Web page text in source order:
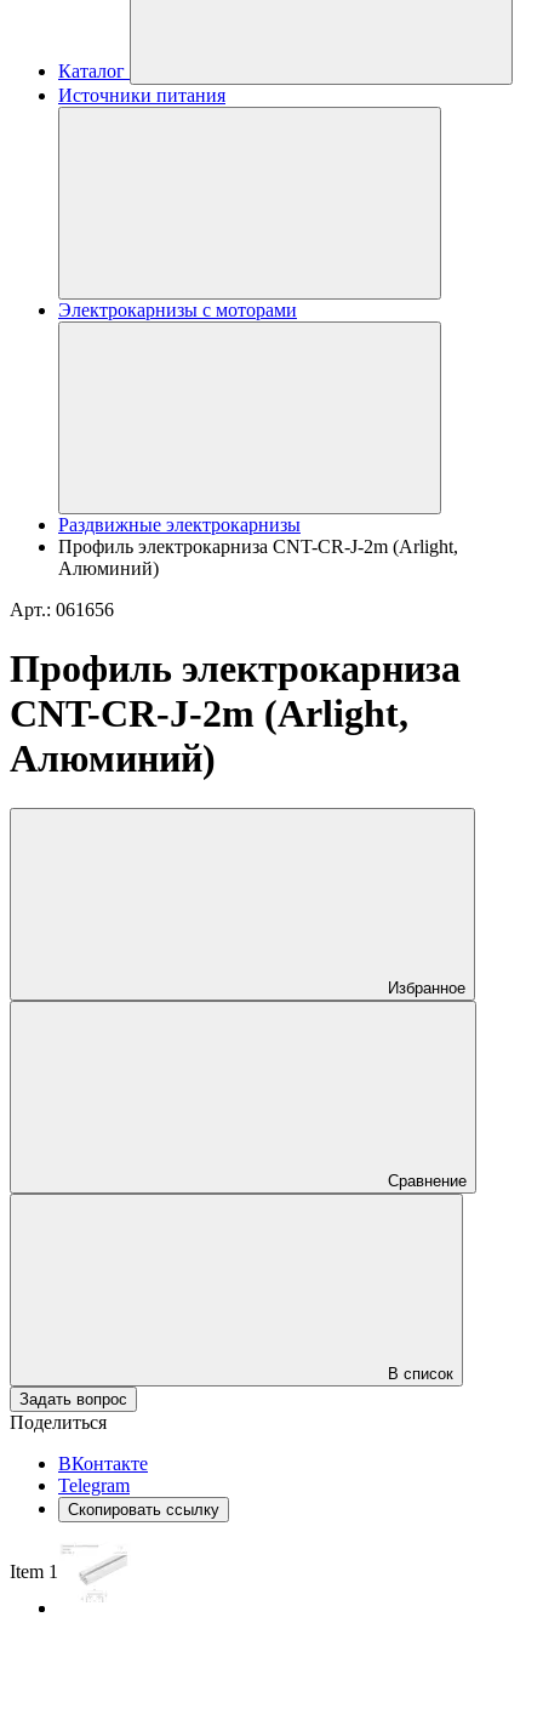
Каталог
Источники питания
Электрокарнизы с моторами
Раздвижные электрокарнизы
Профиль электрокарниза CNT-CR-J-2m (Arlight,
Алюминий)
Арт.: 061656
Профиль электрокарниза
CNT-CR-J-2m (Arlight,
Алюминий)
Избранное
Сравнение
В список
Задать вопрос
Поделиться
ВКонтакте
Telegram
Скопировать ссылку
Item 1 of 2